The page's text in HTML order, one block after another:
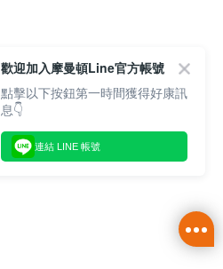
歡迎加入摩曼頓Line官方帳號
點擊以下按鈕第一時間獲得好康訊
息👇
連結 LINE 帳號